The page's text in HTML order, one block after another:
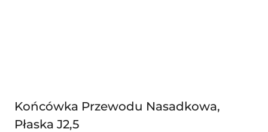
Końcówka Przewodu Nasadkowa,
Płaska J2,5